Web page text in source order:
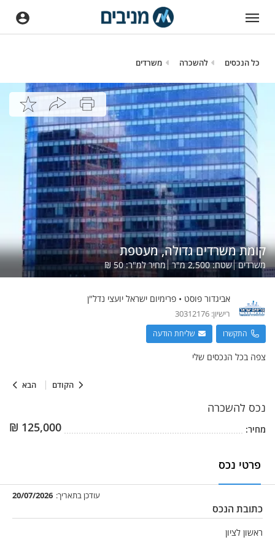
כל הנכסים להשכרה משרדים
הקודם הבא
קומת משרדים גדולה, מעטפת
משרדים שטח:2,500מ"ר מחיר למ"ר:50
₪
אביגדור פוסט • פרימיום ישראל יועצי נדל"ן
רישיון: 30312176
התקשרו שליחת הודעה
צפה בכל הנכסים שלי
נכס להשכרה
מחיר: 125,000
₪
פרטי נכס
עודכן בתאריך: 20/07/2026
כתובת הנכס
ראשון לציון